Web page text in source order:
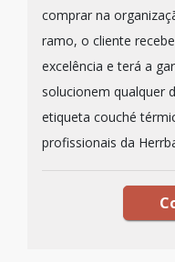
comprar na
ramo, o cliente
excelência e terá a
solucionem qualquer
etiqueta couché
profissionais da